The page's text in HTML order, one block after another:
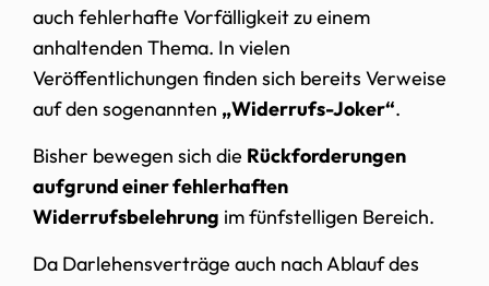
auch fehlerhafte Vorfälligkeit zu einem
anhaltenden Thema. In vielen
Veröffentlichungen finden sich bereits Verweise
auf den sogenannten „Widerrufs-Joker“.
Bisher bewegen sich die Rückforderungen
aufgrund einer fehlerhaften
Widerrufsbelehrung im fünfstelligen Bereich.
Da Darlehensverträge auch nach Ablauf des